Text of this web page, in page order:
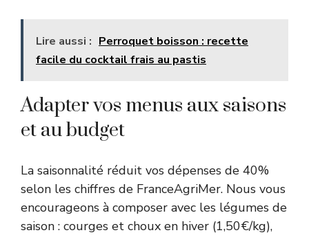
Lire aussi : Perroquet boisson : recette
facile du cocktail frais au pastis
Adapter vos menus aux saisons
et au budget
La saisonnalité réduit vos dépenses de 40%
selon les chiffres de FranceAgriMer. Nous vous
encourageons à composer avec les légumes de
saison : courges et choux en hiver (1,50€/kg),